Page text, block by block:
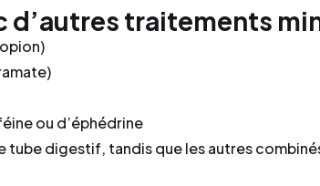
d’autres traitements
ou d’éphédrine
tube digestif, tandis que les autres